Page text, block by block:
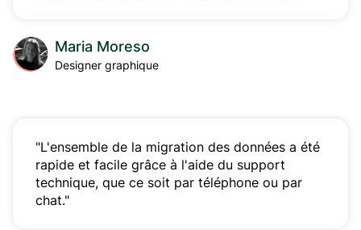
Maria Moreso
Designer graphique
"L'ensemble de la migration des données a été
rapide et facile grâce à l'aide du support
technique, que ce soit par téléphone ou par
chat."